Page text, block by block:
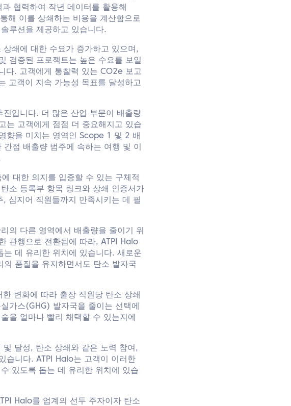
협력하여 작년 데이터를 활용해
해 이를 상쇄하는 비용을 계산함으로
루션을 제공하고 있습니다.
쇄에 대한 수요가 증가하고 있으며,
검증된 프로젝트는 높은 수요를 보일
다. 고객에게 통찰력 있는 CO2e 보고
고객이 지속 가능성 목표를 달성하고
입니다. 더 많은 산업 부문이 배출량
는 고객에게 점점 더 중요해지고 있습
향을 미치는 영역인 Scope 1 및 2 배
접 배출량 범주에 속하는 여행 및 이
대한 의지를 입증할 수 있는 구체적
소 등록부 항목 링크와 상쇄 인증서가
심지어 직원들까지 만족시키는 데 필
의 다른 영역에서 배출량을 줄이기 위
관행으로 전환됨에 따라, ATPI Halo
데 유리한 위치에 있습니다. 새로운
품질을 유지하면서도 탄소 발자국
변화에 따라 출장 직원당 탄소 상쇄
가스(GHG) 발자국을 줄이는 선택에
을 얼마나 빨리 채택할 수 있는지에
달성, 탄소 상쇄와 같은 노력 참여,
습니다. ATPI Halo는 고객이 이러한
있도록 돕는 데 유리한 위치에 있습
Halo를 업계의 선두 주자이자 탄소